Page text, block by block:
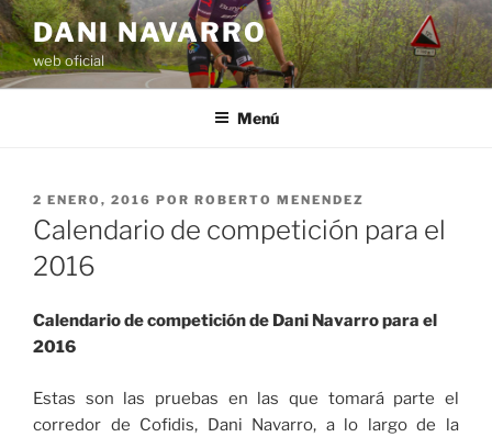
Saltar
al
contenido
DANI NAVARRO
web oficial
Menú
PUBLICADO
EL
2 ENERO, 2016 POR ROBERTO MENENDEZ
Calendario de competición para el
2016
Calendario de competición de Dani Navarro para el
2016
Estas son las pruebas en las que tomará parte el
corredor de Cofidis, Dani Navarro, a lo largo de la